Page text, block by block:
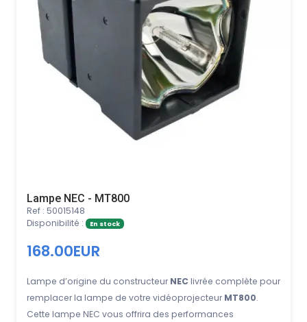
Lampe NEC - MT800
Ref : 50015148
Disponibilité :
En stock
168.00EUR
Lampe d’origine du constructeur NEClivrée complète pour
remplacer la lampe de votre vidéoprojecteur MT800.
Cette lampe NEC vous offrira des performances